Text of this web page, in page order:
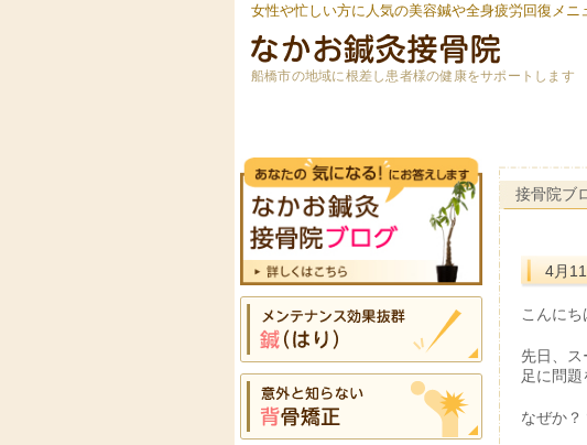
女性や忙しい方に人気の美容鍼や全身疲労回復メニ
船橋市の地域に根差し患者様の健康をサポートします
接骨院ブ
4月
こんにち
先日、ス
足に問題
なぜか？